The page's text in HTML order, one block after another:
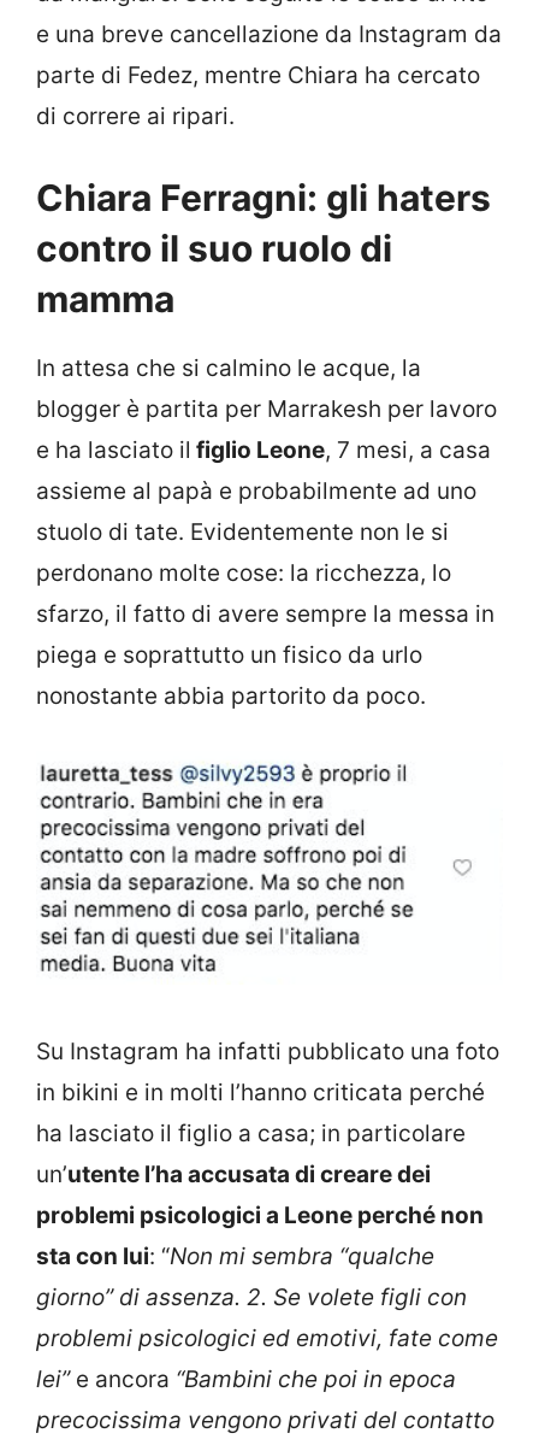
e una breve cancellazione da Instagram da
parte di Fedez, mentre Chiara ha cercato
di correre ai ripari.
Chiara Ferragni: gli haters
contro il suo ruolo di
mamma
In attesa che si calmino le acque, la
blogger è partita per Marrakesh per lavoro
e ha lasciato il figlio Leone, 7 mesi, a casa
assieme al papà e probabilmente ad uno
stuolo di tate. Evidentemente non le si
perdonano molte cose: la ricchezza, lo
sfarzo, il fatto di avere sempre la messa in
piega e soprattutto un fisico da urlo
nonostante abbia partorito da poco.
Su Instagram ha infatti pubblicato una foto
in bikini e in molti l’hanno criticata perché
ha lasciato il figlio a casa; in particolare
un’utente l’ha accusata di creare dei
problemi psicologici a Leone perché non
sta con lui: “Non mi sembra “qualche
giorno” di assenza. 2. Se volete figli con
problemi psicologici ed emotivi, fate come
lei” e ancora “Bambini che poi in epoca
precocissima vengono privati del contatto